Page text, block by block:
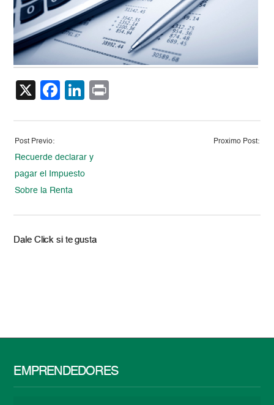
X Facebook
LinkedIn
Post Previo:
Recuerde declarar y
pagar el Impuesto
Sobre la Renta
Proximo Post:
Dale Click si te gusta
EMPRENDEDORES